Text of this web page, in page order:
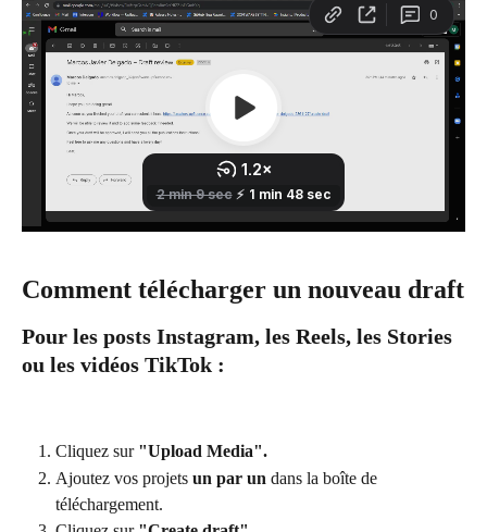
Comment télécharger un nouveau draft
Pour les posts Instagram, les Reels, les Stories
ou les vidéos TikTok :
Cliquez sur "Upload Media".
Ajoutez vos projets un par un dans la boîte de
téléchargement.